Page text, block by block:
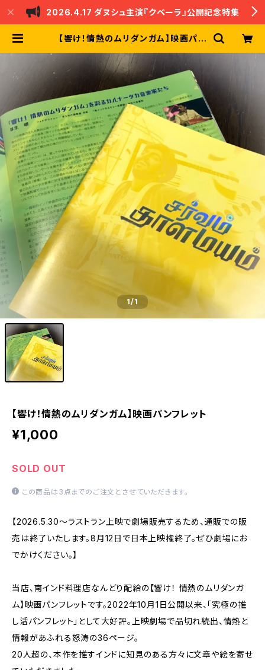
2026.4.17 ダヌシュ主演『クベーラ』公開記念特集
【響け！情熱のムリダンガム】映画パン
1/1
【響け！情熱のムリダンガム】映画パンフレット
¥1,000
SOLD OUT
この商品は3点までのご注文とさせていただきます。
【2026.5.30〜ラストラン上映で劇場販売するため、通販での販
売は終了いたします。8月12日で日本上映権終了。ぜひ劇場にお
でかけください。】
当店、南インド料理店なんどり配給の【響け！ 情熱のムリダンガ
ム】映画パンフレットです。2022年10月1日公開以来、「究極の推
し活パンフレット」として大好評。上映劇場で品切れ続出、情熱と
情報があふれる怒涛の36ページ。
20人超の、本作を推すインドに知見のある方々に文章や絵を寄せ